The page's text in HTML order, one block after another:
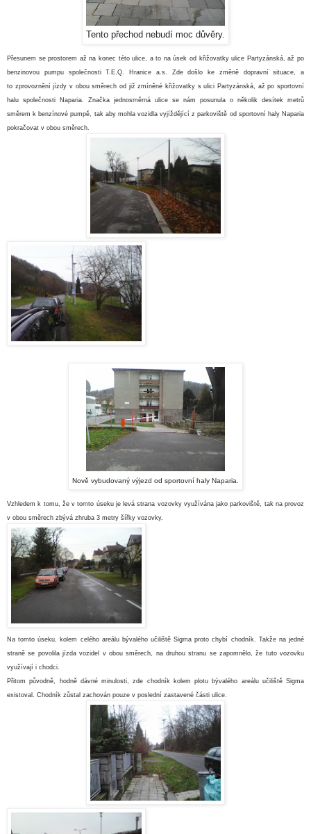
Tento přechod nebudí moc důvěry.
Přesunem se prostorem až na konec této ulice, a to na úsek od křižovatky ulice Partyzánská, až po
benzinovou pumpu společnosti T.E.Q. Hranice a.s. Zde došlo ke změně dopravní situace, a
to zprovoznění jízdy v obou směrech od již zmíněné křižovatky s ulici Partyzánská, až po sportovní
halu společnosti Naparia. Značka jednosměrná ulice se nám posunula o několik desítek metrů
směrem k benzínové pumpě, tak aby mohla vozidla vyjíždějící z parkoviště od sportovní haly Naparia
pokračovat v obou směrech
Nově vybudovaný výjezd od sportovní haly Naparia.
Vzhledem k tomu, že v tomto úseku je levá strana vozovky využívána jako parkoviště, tak na provoz
v obou směrech zbývá zhruba 3 metry šířky vozovky.
Na tomto úseku, kolem celého areálu bývalého učiliště Sigma proto chybí chodník. Takže na jedné
straně se povolila jízda vozidel v obou směrech, na druhou stranu se zapomnělo, že tuto vozovku
využívají i chodci.
Přitom původně, hodně dávné minulosti, zde chodník kolem plotu bývalého areálu učiliště Sigma
existoval. Chodník zůstal zachován pouze v poslední zastavené části ulice